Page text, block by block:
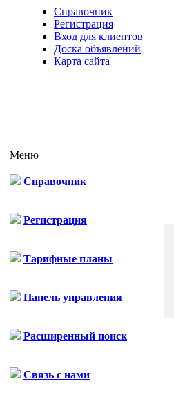
Справочник
Регистрация
Вход для клиентов
Доска объявлений
Карта сайта
Меню
Справочник
Регистрация
Тарифные планы
Панель управления
Расширенный поиск
Связь с нами